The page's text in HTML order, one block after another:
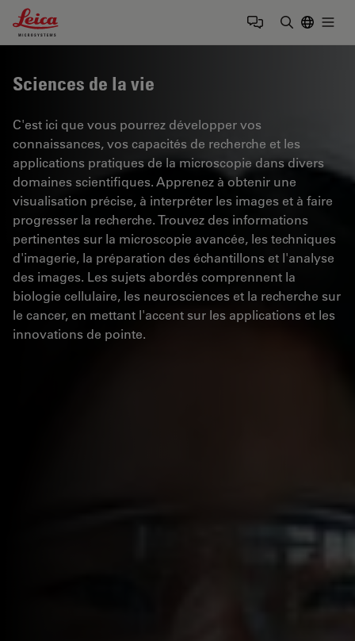
Leica Microsystems Logo
Sciences de la vie
C'est ici que vous pourrez développer vos
connaissances, vos capacités de recherche et les
applications pratiques de la microscopie dans divers
domaines scientifiques. Apprenez à obtenir une
visualisation précise, à interpréter les images et à faire
progresser la recherche. Trouvez des informations
pertinentes sur la microscopie avancée, les techniques
d'imagerie, la préparation des échantillons et l'analyse
des images. Les sujets abordés comprennent la
biologie cellulaire, les neurosciences et la recherche sur
le cancer, en mettant l'accent sur les applications et les
innovations de pointe.